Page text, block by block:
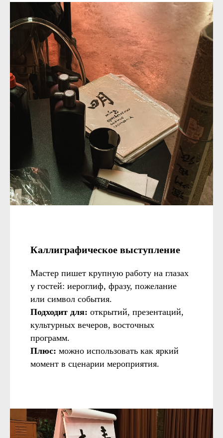
Каллиграфическое выступление
Мастер пишет крупную работу на глазах
у гостей: иероглиф, фразу, пожелание
или символ события.
Подходит для: открытий, презентаций,
культурных вечеров, восточных
программ.
Плюс: можно использовать как яркий
момент в сценарии мероприятия.